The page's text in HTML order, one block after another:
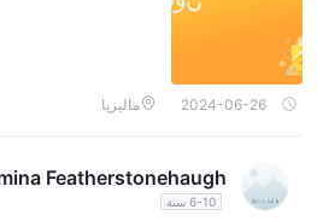
2024-06-26 ماليزيا
Featherstonehaugh
6-10 سنة